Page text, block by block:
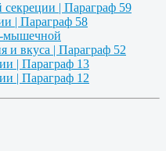
| Параграф 59
| Параграф 58
мышечной
и вкуса | Параграф 52
| Параграф 13
| Параграф 12